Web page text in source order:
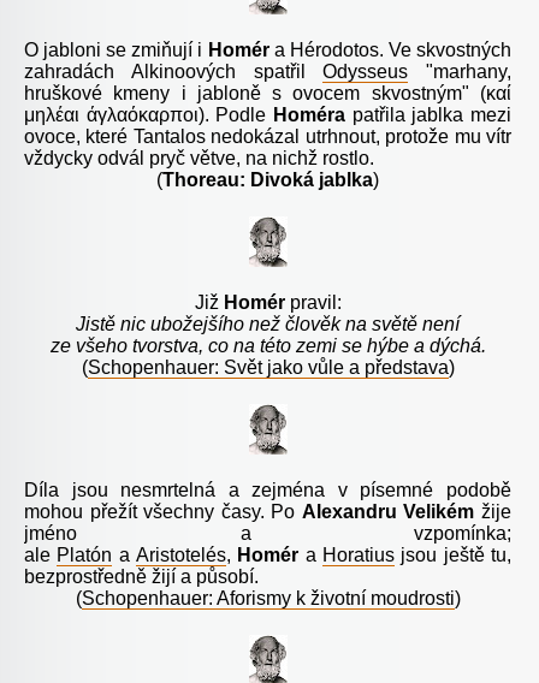
O jabloni se zmiňují i Homér a Hérodotos. Ve skvostných
zahradách Alkinoových spatřil
Odysseus "marhany,
hruškové kmeny i jabloně s ovocem skvostným" (καί
μηλέαι άγλαόκαρποι). Podle Homéra patřila jablka mezi
ovoce, které Tantalos nedokázal utrhnout, protože mu vítr
vždycky odvál pryč větve, na nichž rostlo.
(Thoreau: Divoká jablka)
Již Homérpravil:
Jistě nic ubožejšího než člověk na světě není
ze všeho tvorstva, co na této zemi se hýbe a dýchá.
(Schopenhauer: Svět jako vůle a představa)
Díla jsou nesmrtelná a zejména v písemné podobě
mohou přežít všechny časy. Po Alexandru Velikém žije
jméno a vzpomínka;
ale Platón a Aristotelés, Homér a Horatius jsou ještě tu,
bezprostředně žijí a působí.
(Schopenhauer: Aforismy k životní moudrosti)